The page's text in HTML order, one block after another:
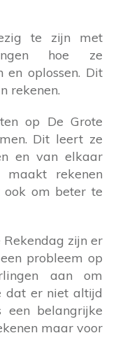
te zijn met
hoe ze
en oplossen. Dit
rekenen.
op De Grote
Dit leert ze
en van elkaar
maakt rekenen
om beter te
Rekendag zijn er
probleem op
aan om
dat er niet altijd
belangrijke
maar voor